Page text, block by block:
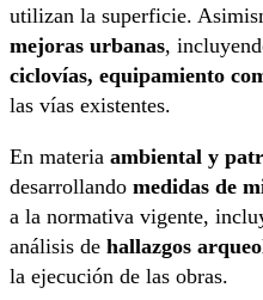
utilizan la superficie.
mejoras urbanas,
ciclovías, equipamiento
las vías existentes.
En materia ambiental y
desarrollando medidas de
a la normativa vigente,
análisis de hallazgos
la ejecución de las obras.